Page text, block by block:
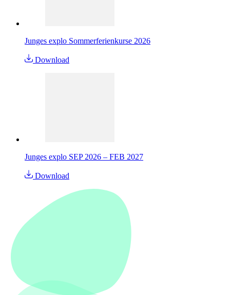
Junges explo Sommerferienkurse 2026
Download
Junges explo SEP 2026 – FEB 2027
Download